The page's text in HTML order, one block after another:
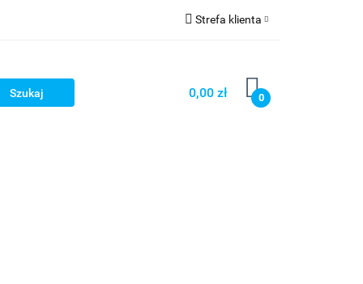
Strefa klienta
Zarejestruj się
Dodaj zgłoszenie
0,00 zł 0